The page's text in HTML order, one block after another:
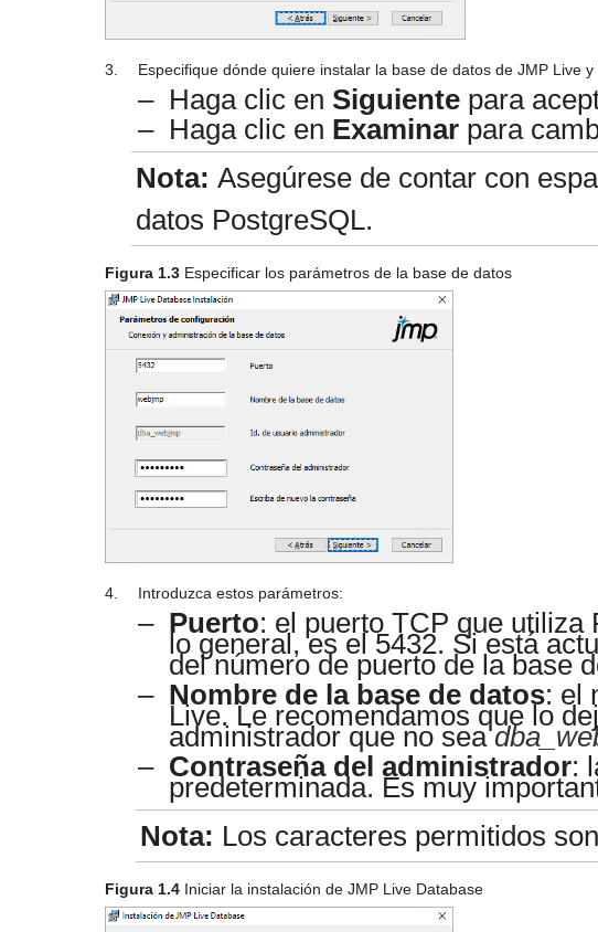
3. Especifique dónde quiere instalar la base de datos de JMP Live
– Haga clic en Siguiente para
– Haga clic en Examinar para
Nota: Asegúrese de contar con
datos PostgreSQL.
Figura 1.3 Especificar los parámetros de la base de datos
4. Introduzca estos parámetros:
– Puerto: el puerto TCP que utiliza
lo general, es el 5432. Si está
del número de puerto de la base
– Nombre de la base de datos: el
Live. Le recomendamos que lo
administrador que no sea
– Contraseña del administrador:
predeterminada. Es muy
Nota: Los caracteres permitidos
Figura 1.4 Iniciar la instalación de JMP Live Database